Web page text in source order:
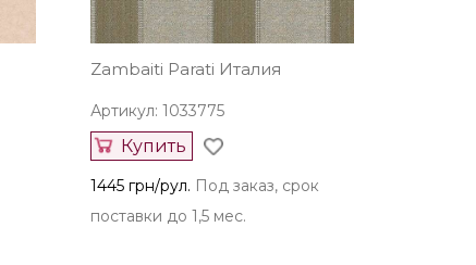
Zambaiti Parati Италия
Артикул: 1033775
Купить
1445 грн/рул. Под заказ, срок
поставки до 1,5 мес.